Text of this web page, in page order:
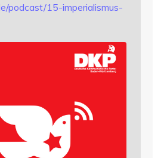
podcast/15-imperialismus-